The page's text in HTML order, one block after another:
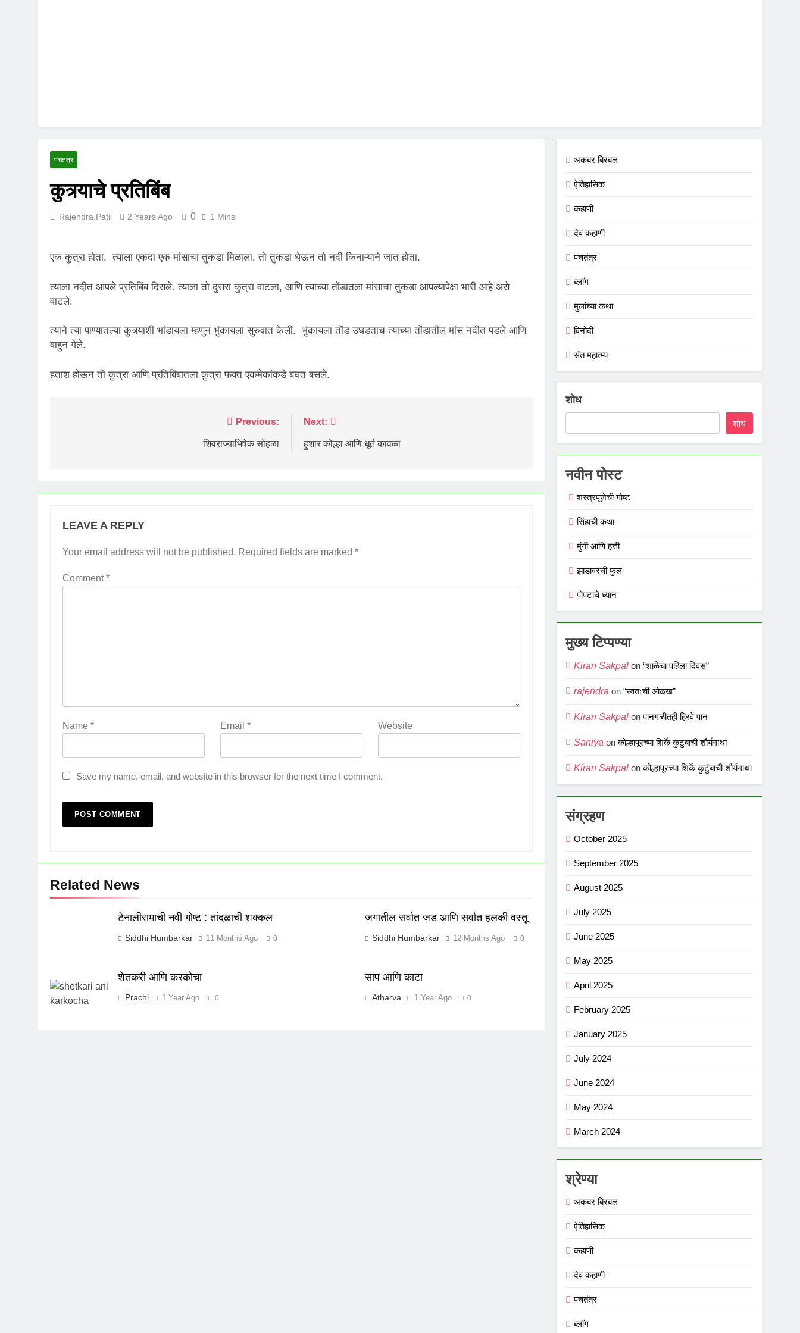
पंचतंत्र
कुत्र्याचे प्रतिबिंब
Rajendra.patil 2 Years Ago 0 1 Mins
एक कुत्रा होता. त्याला एकदा एक मांसाचा तुकडा मिळाला. तो तुकडा घेऊन तो नदी किनाऱ्याने जात होता.
त्याला नदीत आपले प्रतिबिंब दिसले. त्याला तो दुसरा कुत्रा वाटला, आणि त्याच्या तोंडातला मांसाचा तुकडा आपल्यापेक्षा भारी आहे असे
वाटले.
त्याने त्या पाण्यातल्या कुत्र्याशी भांडायला म्हणुन भुंकायला सुरुवात केली. भुंकायला तोंड उघडताच त्याच्या तोंडातील मांस नदीत पडले आणि
वाहुन गेले.
हताश होऊन तो कुत्रा आणि प्रतिबिंबातला कुत्रा फक्त एकमेकांकडे बघत बसले.
Previous:
शिवराज्याभिषेक सोहळा
Next:
हुशार कोल्हा आणि धूर्त कावळा
LEAVE A REPLY
Your email address will not be published. Required fields are marked *
Comment*
Name * Email* Website
Save my name, email, and website in this browser for the next time I comment.
Related News
टेनालीरामाची नवी गोष्ट : तांदळाची शक्कल
Siddhi Humbarkar 11 Months Ago 0
जगातील सर्वात जड आणि सर्वात हलकी वस्तू
Siddhi Humbarkar 12 Months Ago 0
शेतकरी आणि करकोचा
Prachi 1 Year Ago 0
साप आणि काटा
Atharva 1 Year Ago 0
अकबर बिरबल
ऐतिहासिक
कहाणी
देव कहाणी
पंचतंत्र
ब्लॉग
मुलांच्या कथा
विनोदी
संत महात्म्य
शोध
शोध
नवीन पोस्ट
शस्त्रपूजेची गोष्ट
सिंहाची कथा
मुंगी आणि हत्ती
झाडावरची फुलं
पोपटाचे ध्यान
मुख्य टिप्पण्या
Kiran Sakpal on“शाळेचा पहिला दिवस”
rajendra on“स्वतःची ओळख”
Kiran Sakpal onपानगळीतही हिरवे पान
Saniya onकोल्हापूरच्या शिर्के कुटुंबाची शौर्यगाथा
Kiran Sakpal onकोल्हापूरच्या शिर्के कुटुंबाची शौर्यगाथा
संग्रहण
October 2025
September 2025
August 2025
July 2025
June 2025
May 2025
April 2025
February 2025
January 2025
July 2024
June 2024
May 2024
March 2024
श्रेण्या
अकबर बिरबल
ऐतिहासिक
कहाणी
देव कहाणी
पंचतंत्र
ब्लॉग